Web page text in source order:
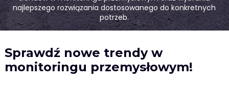
najlepszego rozwiązania dostosowanego do konkretnych
potrzeb.
Sprawdź nowe trendy w
monitoringu przemysłowym!